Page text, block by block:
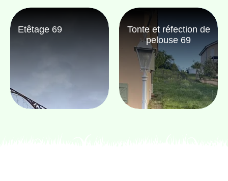
Etêtage 69
Tonte et réfection de
pelouse 69